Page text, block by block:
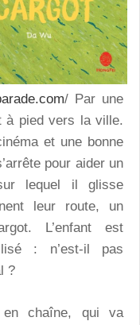
/ Par une
à pied vers la ville.
et une bonne
pour aider un
lequel il glisse
leur route, un
L’enfant est
: n’est-il pas
?
en chaîne, qui va